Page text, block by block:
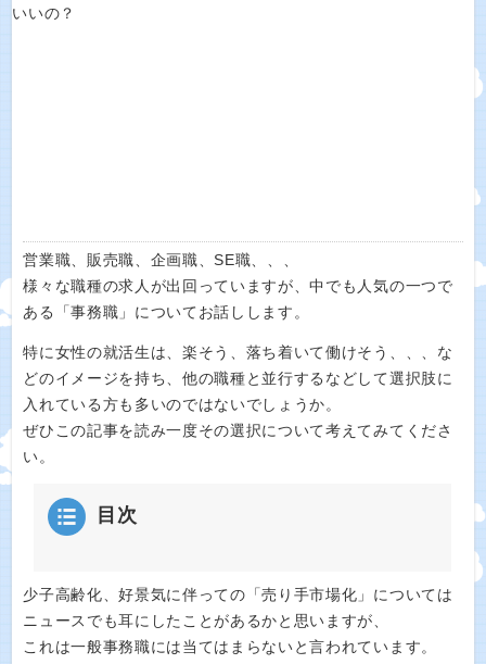
営業職、販売職、企画職、SE職、、、
様々な職種の求人が出回っていますが、中でも人気の一つで
ある「事務職」についてお話しします。
特に女性の就活生は、楽そう、落ち着いて働けそう、、、な
どのイメージを持ち、他の職種と並行するなどして選択肢に
入れている方も多いのではないでしょうか。
ぜひこの記事を読み一度その選択について考えてみてくださ
い。
目次
少子高齢化、好景気に伴っての「売り手市場化」については
ニュースでも耳にしたことがあるかと思いますが、
これは一般事務職には当てはまらないと言われています。